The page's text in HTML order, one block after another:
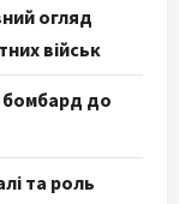
огляд
військ
бомбард до
та роль